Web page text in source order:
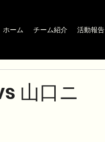
ホーム チーム紹介 活動報告
山口ニ